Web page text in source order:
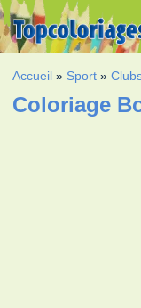
Accueil » Sport »
Coloriage